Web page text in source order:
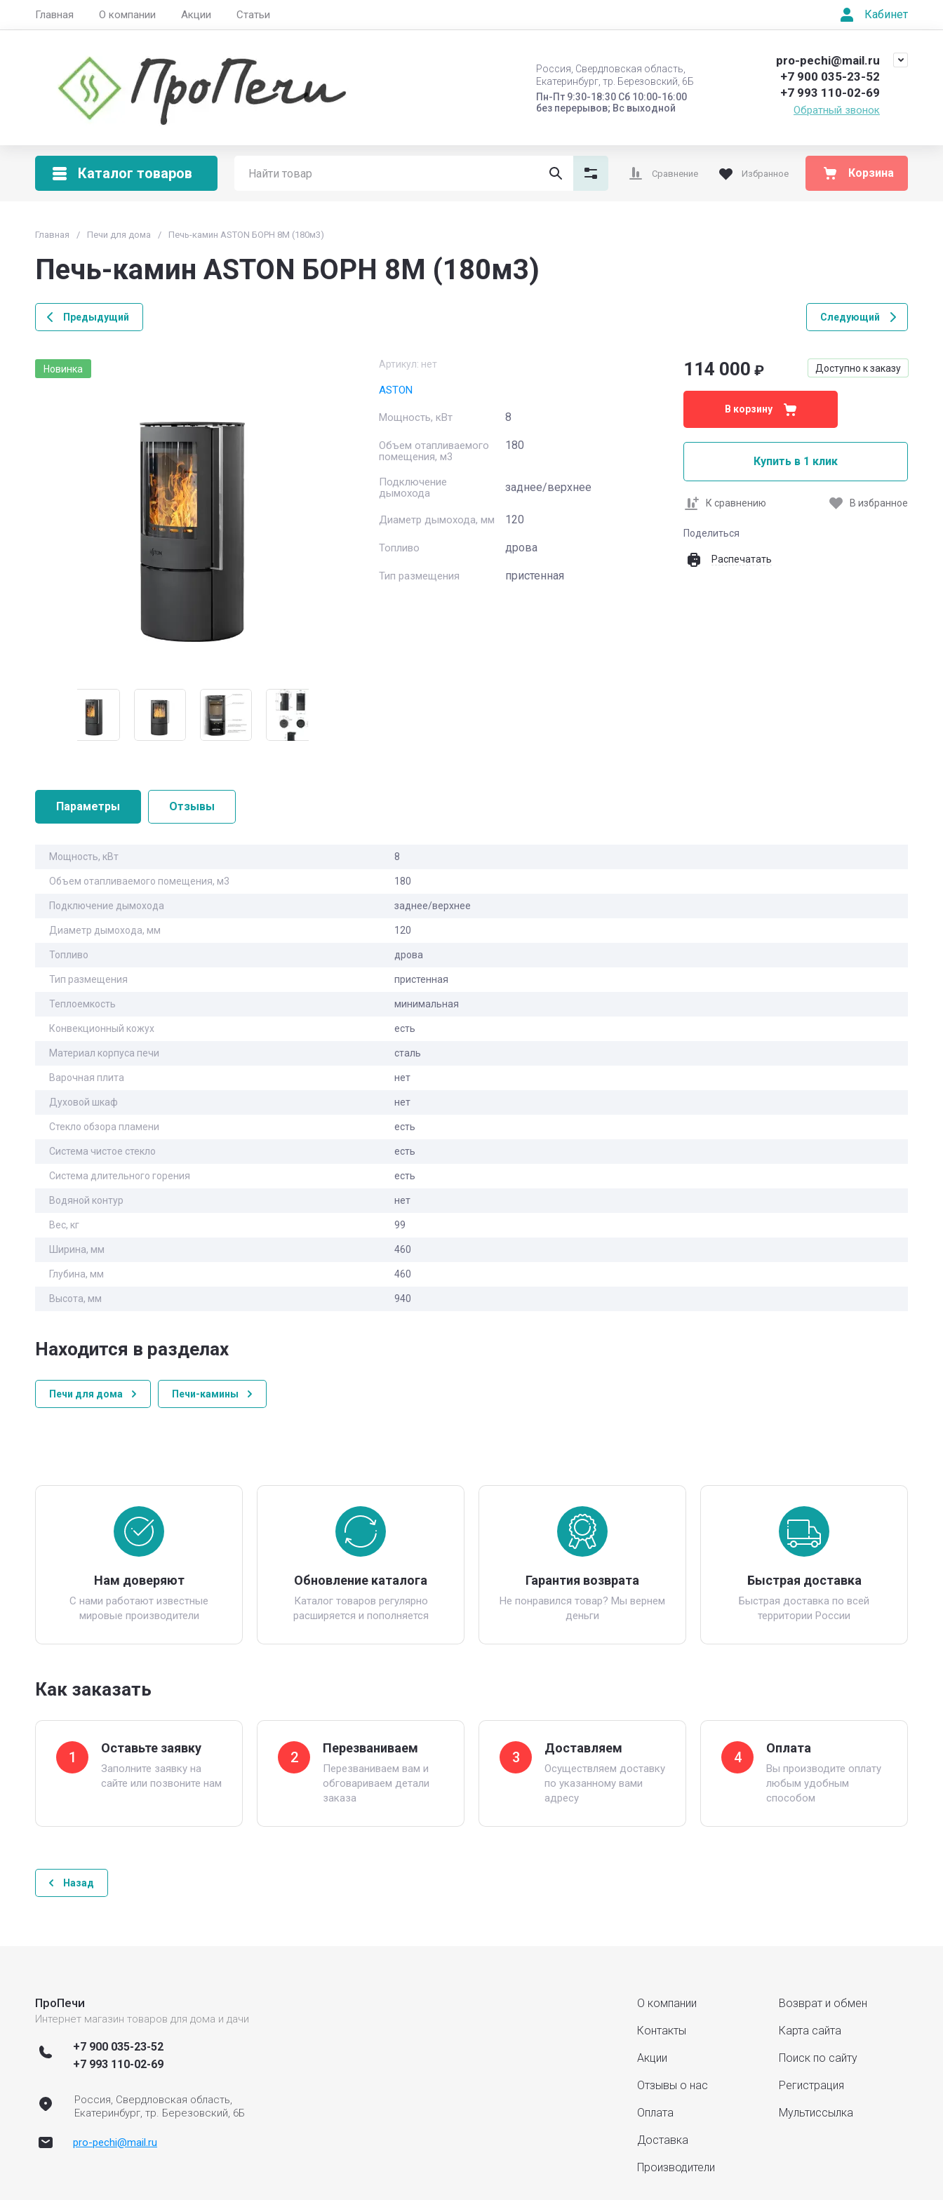
Главная О компании Акции Статьи Кабинет
Россия, Свердловская область,
Екатеринбург, тр. Березовский, 6Б
Пн-Пт 9:30-18:30 Сб 10:00-16:00
без перерывов; Вс выходной
pro-pechi@mail.ru
+7 900 035-23-52
+7 993 110-02-69
Обратный звонок
Каталог товаров Сравнение Избранное Корзина
Главная / Печи для дома / Печь-камин ASTON БОРН 8М (180м3)
Печь-камин ASTON БОРН 8М (180м3)
Предыдущий Следующий
Новинка Артикул: нет
ASTON
Мощность, кВт 8
Объем отапливаемого
помещения, м3
180
Подключение
дымохода
заднее/верхнее
Диаметр дымохода, мм 120
Топливо дрова
Тип размещения пристенная
Доступно к заказу
114 000 ₽
В корзину
Купить в 1 клик
К сравнению В избранное
Поделиться
Распечатать
Параметры Отзывы
Мощность, кВт 8
Объем отапливаемого помещения, м3 180
Подключение дымохода заднее/верхнее
Диаметр дымохода, мм 120
Топливо дрова
Тип размещения пристенная
Теплоемкость минимальная
Конвекционный кожух есть
Материал корпуса печи сталь
Варочная плита нет
Духовой шкаф нет
Стекло обзора пламени есть
Система чистое стекло есть
Система длительного горения есть
Водяной контур нет
Вес, кг 99
Ширина, мм 460
Глубина, мм 460
Высота, мм 940
Находится в разделах
Печи для дома Печи-камины
Нам доверяют
С нами работают известные
мировые производители
Обновление каталога
Каталог товаров регулярно
расширяется и пополняется
Гарантия возврата
Не понравился товар? Мы вернем
деньги
Быстрая доставка
Быстрая доставка по всей
территории России
Как заказать
1
Оставьте заявку
Заполните заявку на
сайте или позвоните нам
2
Перезваниваем
Перезваниваем вам и
обговариваем детали
заказа
3
Доставляем
Осуществляем доставку
по указанному вами
адресу
4
Оплата
Вы производите оплату
любым удобным
способом
Назад
ПроПечи
Интернет магазин товаров для дома и дачи
+7 900 035-23-52
+7 993 110-02-69
Россия, Свердловская область,
Екатеринбург, тр. Березовский, 6Б
pro-pechi@mail.ru
О компании
Контакты
Акции
Отзывы о нас
Оплата
Доставка
Производители
Возврат и обмен
Карта сайта
Поиск по сайту
Регистрация
Мультиссылка